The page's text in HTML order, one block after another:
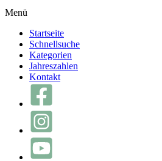
Menü
Startseite
Schnellsuche
Kategorien
Jahreszahlen
Kontakt